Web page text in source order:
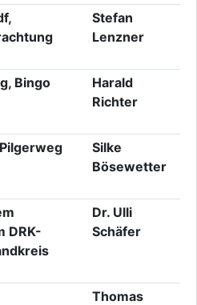
Stefan
Lenzner
Bingo
Harald
Richter
Silke
Bösewetter
DRK-
Dr. Ulli
Schäfer
Thomas